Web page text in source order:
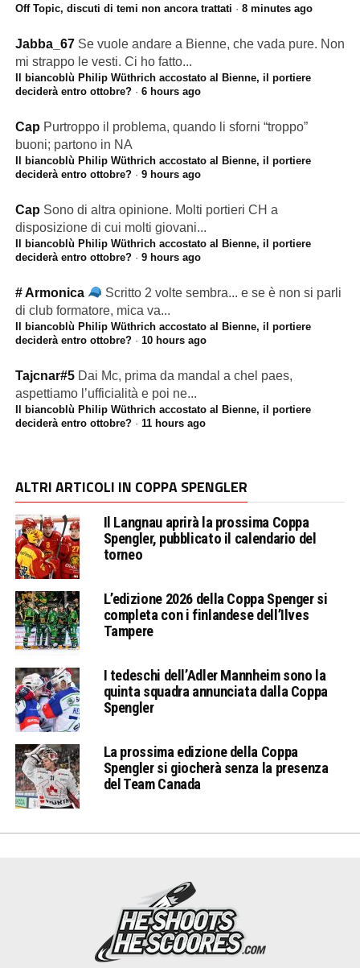
Off Topic, discuti di temi non ancora trattati · 8 minutes ago
Jabba_67 Se vuole andare a Bienne, che vada pure. Non
mi strappo le vesti. Ci ho fatto...
Il biancoblù Philip Wüthrich accostato al Bienne, il portiere
deciderà entro ottobre?· 6 hours ago
Cap Purtroppo il problema, quando li sforni “troppo”
buoni; partono in NA
Il biancoblù Philip Wüthrich accostato al Bienne, il portiere
deciderà entro ottobre?· 9 hours ago
Cap Sono di altra opinione. Molti portieri CH a
disposizione di cui molti giovani...
Il biancoblù Philip Wüthrich accostato al Bienne, il portiere
deciderà entro ottobre?· 9 hours ago
# Armonica
Scritto 2 volte sembra... e se è non si parli
di club formatore, mica va...
Il biancoblù Philip Wüthrich accostato al Bienne, il portiere
deciderà entro ottobre?· 10 hours ago
Tajcnar#5 Dai Mc, prima da mandal a chel paes,
aspettiamo l’ufficialità e poi ne...
Il biancoblù Philip Wüthrich accostato al Bienne, il portiere
deciderà entro ottobre?· 11 hours ago
ALTRI ARTICOLI IN COPPA SPENGLER
Il Langnau aprirà la prossima Coppa
Spengler, pubblicato il calendario del
torneo
L’edizione 2026 della Coppa Spenger si
completa con i finlandese dell’Ilves
Tampere
I tedeschi dell’Adler Mannheim sono la
quinta squadra annunciata dalla Coppa
Spengler
La prossima edizione della Coppa
Spengler si giocherà senza la presenza
del Team Canada